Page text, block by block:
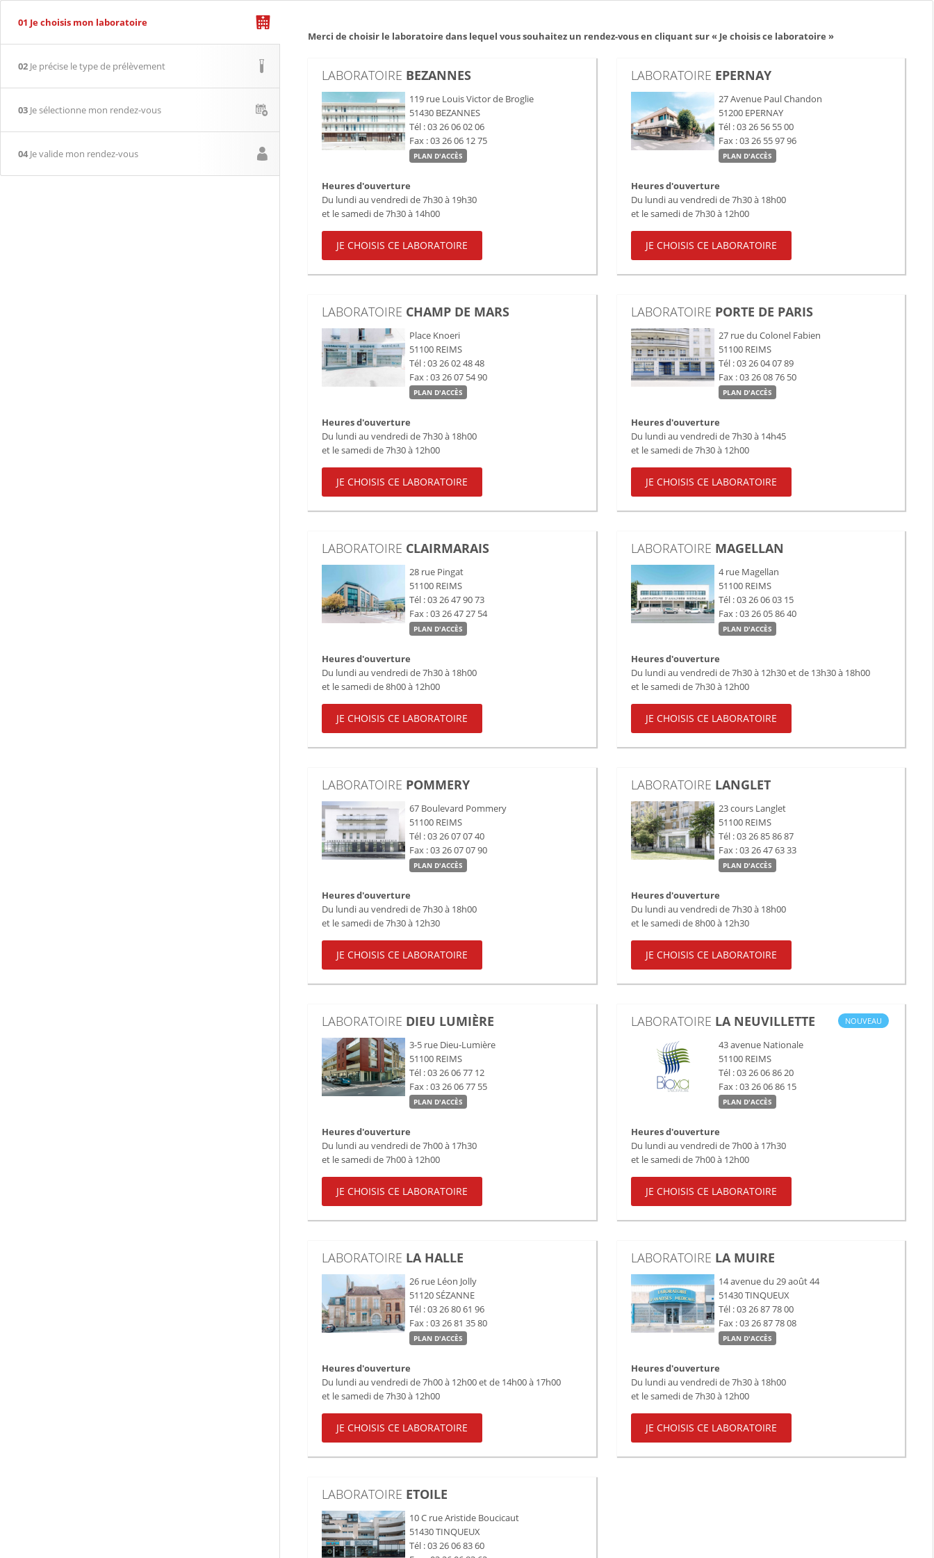
01 Je choisis mon laboratoire
02 Je précise le type de prélèvement
03 Je sélectionne mon rendez-vous
04Je valide mon rendez-vous
Merci de choisir le laboratoire dans lequel vous souhaitez un rendez-vous en cliquant sur « Je choisis ce laboratoire »
LABORATOIRE BEZANNES
119 rue Louis Victor de Broglie
51430 BEZANNES
Tél : 03 26 06 02 06
Fax : 03 26 06 12 75
PLAN D'ACCÈS
Heures d'ouverture
Du lundi au vendredi de 7h30 à 19h30
et le samedi de 7h30 à 14h00
JE CHOISIS CE LABORATOIRE
LABORATOIRE EPERNAY
27 Avenue Paul Chandon
51200 EPERNAY
Tél : 03 26 56 55 00
Fax : 03 26 55 97 96
PLAN D'ACCÈS
Heures d'ouverture
Du lundi au vendredi de 7h30 à 18h00
et le samedi de 7h30 à 12h00
JE CHOISIS CE LABORATOIRE
LABORATOIRE CHAMP DE MARS
Place Knoeri
51100 REIMS
Tél : 03 26 02 48 48
Fax : 03 26 07 54 90
PLAN D'ACCÈS
Heures d'ouverture
Du lundi au vendredi de 7h30 à 18h00
et le samedi de 7h30 à 12h00
JE CHOISIS CE LABORATOIRE
LABORATOIRE PORTE DE PARIS
27 rue du Colonel Fabien
51100 REIMS
Tél : 03 26 04 07 89
Fax : 03 26 08 76 50
PLAN D'ACCÈS
Heures d'ouverture
Du lundi au vendredi de 7h30 à 14h45
et le samedi de 7h30 à 12h00
JE CHOISIS CE LABORATOIRE
LABORATOIRE CLAIRMARAIS
28 rue Pingat
51100 REIMS
Tél : 03 26 47 90 73
Fax : 03 26 47 27 54
PLAN D'ACCÈS
Heures d'ouverture
Du lundi au vendredi de 7h30 à 18h00
et le samedi de 8h00 à 12h00
JE CHOISIS CE LABORATOIRE
LABORATOIRE MAGELLAN
4 rue Magellan
51100 REIMS
Tél : 03 26 06 03 15
Fax : 03 26 05 86 40
PLAN D'ACCÈS
Heures d'ouverture
Du lundi au vendredi de 7h30 à 12h30 et de 13h30 à 18h00
et le samedi de 7h30 à 12h00
JE CHOISIS CE LABORATOIRE
LABORATOIRE POMMERY
67 Boulevard Pommery
51100 REIMS
Tél : 03 26 07 07 40
Fax : 03 26 07 07 90
PLAN D'ACCÈS
Heures d'ouverture
Du lundi au vendredi de 7h30 à 18h00
et le samedi de 7h30 à 12h30
JE CHOISIS CE LABORATOIRE
LABORATOIRE LANGLET
23 cours Langlet
51100 REIMS
Tél : 03 26 85 86 87
Fax : 03 26 47 63 33
PLAN D'ACCÈS
Heures d'ouverture
Du lundi au vendredi de 7h30 à 18h00
et le samedi de 8h00 à 12h30
JE CHOISIS CE LABORATOIRE
LABORATOIRE DIEU LUMIÈRE
3-5 rue Dieu-Lumière
51100 REIMS
Tél : 03 26 06 77 12
Fax : 03 26 06 77 55
PLAN D'ACCÈS
Heures d'ouverture
Du lundi au vendredi de 7h00 à 17h30
et le samedi de 7h00 à 12h00
JE CHOISIS CE LABORATOIRE
LABORATOIRE NOUVEAU
LA NEUVILLETTE
43 avenue Nationale
51100 REIMS
Tél : 03 26 06 86 20
Fax : 03 26 06 86 15
PLAN D'ACCÈS
Heures d'ouverture
Du lundi au vendredi de 7h00 à 17h30
et le samedi de 7h00 à 12h00
JE CHOISIS CE LABORATOIRE
LABORATOIRE LA HALLE
26 rue Léon Jolly
51120SÉZANNE
Tél : 03 26 80 61 96
Fax : 03 26 81 35 80
PLAN D'ACCÈS
Heures d'ouverture
Du lundi au vendredi de 7h00 à 12h00 et de 14h00 à 17h00
et le samedi de 7h30 à 12h00
JE CHOISIS CE LABORATOIRE
LABORATOIRE LA MUIRE
14 avenue du 29 août 44
51430TINQUEUX
Tél : 03 26 87 78 00
Fax : 03 26 87 78 08
PLAN D'ACCÈS
Heures d'ouverture
Du lundi au vendredi de 7h30 à 18h00
et le samedi de 7h30 à 12h00
JE CHOISIS CE LABORATOIRE
LABORATOIRE ETOILE
10 C rue Aristide Boucicaut
51430TINQUEUX
Tél : 03 26 06 83 60